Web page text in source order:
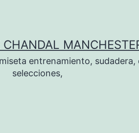
entrenamiento,
selecciones,